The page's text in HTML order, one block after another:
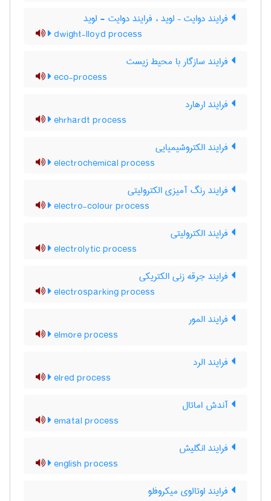
فرایند دوایت – لوید ، فرایند دوایت - لوید
dwight-lloyd process
فرایند سازگار با محیط زیست
eco-process
فرایند ارهارد
ehrhardt process
فرایند الکتروشیمیایی
electrochemical process
فرایند رنگ آمیزی الکترولیتی
electro-colour process
فرایند الکترولیتی
electrolytic process
فرایند جرقه زنی الکتریکی
electrosparking process
فرایند المور
elmore process
فرایند الرد
elred process
آندش اماتال
ematal process
فرایند انگلیش
english process
فرایند اوتالوی میکروفلو